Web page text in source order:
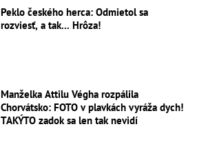
Peklo českého herca: Odmietol sa
rozviesť, a tak... Hrôza!
Manželka Attilu Végha rozpálila
Chorvátsko: FOTO v plavkách vyráža dych!
TAKÝTO zadok sa len tak nevidí